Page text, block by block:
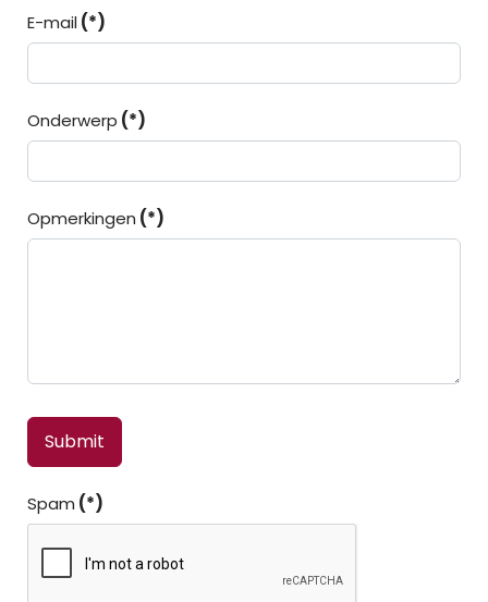
E-mail(*)
Onderwerp (*)
Opmerkingen (*)
Submit
Spam (*)